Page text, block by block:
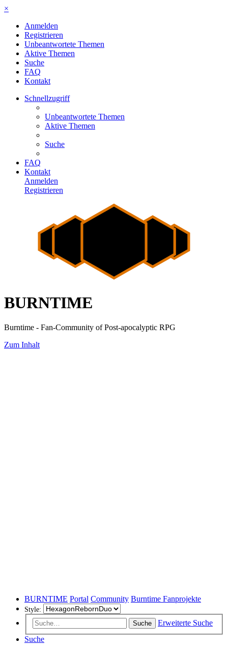
×
Anmelden
Registrieren
Unbeantwortete Themen
Aktive Themen
Suche
FAQ
Kontakt
Schnellzugriff
Unbeantwortete Themen
Aktive Themen
Suche
FAQ
Kontakt
Anmelden
Registrieren
BURNTIME
Burntime - Fan-Community of Post-apocalyptic RPG
Zum Inhalt
BURNTIME Portal Community Burntime Fanprojekte
Style:
Suche
Erweiterte Suche
Suche